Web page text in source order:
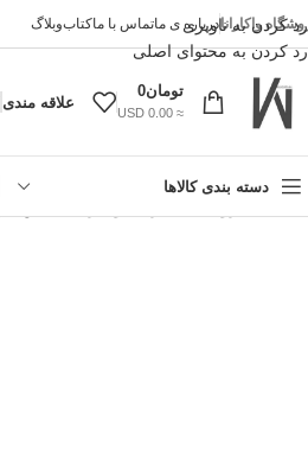
رد کردن به ناوبری
رد کردن به محتوای اصلی
واکارانادرباره ی ماتماس با ماکتابوبلاگ
تومان0
≈ 0.00 USD
علاقه مندی
دسته بندی کالاها